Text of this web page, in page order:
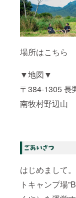
場所はこちら
▼地図▼
〒384-1305 長
南牧村野辺山
はじめまして
トキャンプ場